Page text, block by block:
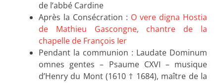
de l’abbé Cardine
Après la Consécration : O vere digna Hostia
de Mathieu Gascongne, chantre de la
chapelle de François Ier
Pendant la communion : Laudate Dominum
omnes gentes – Psaume CXVI – musique
d’Henry du Mont (1610 † 1684), maître de la